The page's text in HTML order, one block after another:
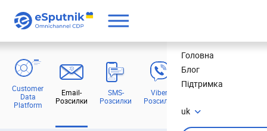
Головна
Блог
Підтримка
uk
Customer
Data
Platform
Email-
Розсилки
SMS-
Розсилки
Viber-
Розсилки
Web Push